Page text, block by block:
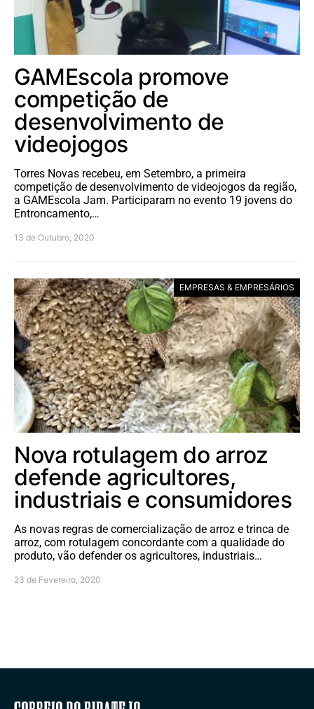
GAMEscola promove
competição de
desenvolvimento de
videojogos
Torres Novas recebeu, em Setembro, a primeira
competição de desenvolvimento de videojogos da região,
a GAMEscola Jam. Participaram no evento 19 jovens do
Entroncamento,…
13 de Outubro, 2020
EMPRESAS & EMPRESÁRIOS
Nova rotulagem do arroz
defende agricultores,
industriais e consumidores
As novas regras de comercialização de arroz e trinca de
arroz, com rotulagem concordante com a qualidade do
produto, vão defender os agricultores, industriais…
23 de Fevereiro, 2020